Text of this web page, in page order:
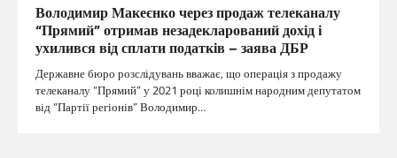
Володимир Макеєнко через продаж телеканалу
“Прямий” отримав незадекларований дохід і
ухилився від сплати податків – заява ДБР
Державне бюро розслідувань вважає, що операція з продажу
телеканалу “Прямий” у 2021 році колишнім народним депутатом
від “Партії регіонів” Володимир…